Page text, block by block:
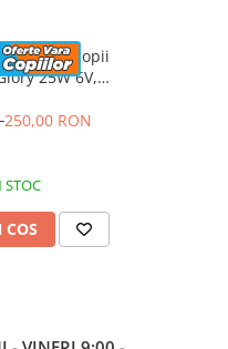
pentru copii
25W 6V,
250,00 RON
STOC